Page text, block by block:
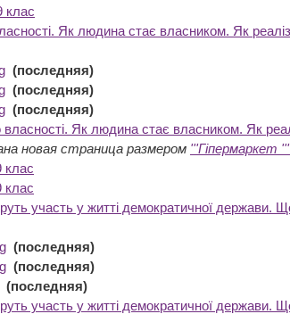
клас
Як людина стає власником. Як
(последняя)
(последняя)
(последняя)
Як людина стає власником. Як
новая страница размером '''Гіпермаркет
клас
клас
участь у житті демократичної держави.
(последняя)
(последняя)
(последняя)
участь у житті демократичної держави.